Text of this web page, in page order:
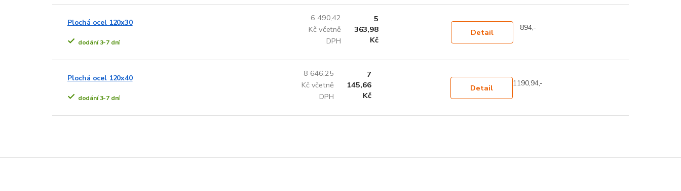
Plochá ocel 120x30
dodání 3-7 dní
6 490,42
Kč včetně
DPH
5
363,98
Kč
Detail 894,-
Plochá ocel 120x40
dodání 3-7 dní
8 646,25
Kč včetně
DPH
7
145,66
Kč
Detail 1190,94,-